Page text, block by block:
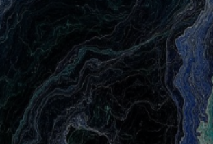
contato@katrinasec.com
+55 (11) 94539-0284